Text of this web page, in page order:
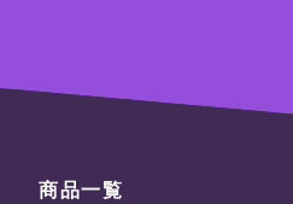
商品一覧